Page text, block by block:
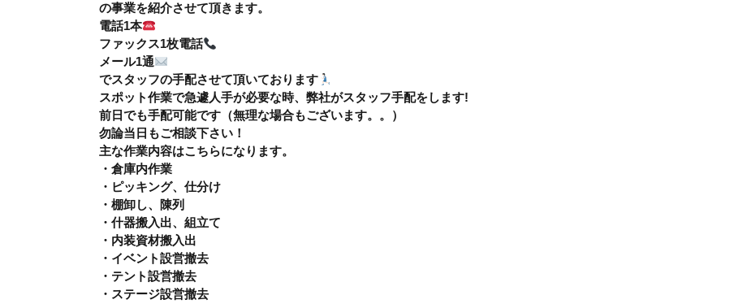
の事業を紹介させて頂きます。
電話1本
ファックス1枚電話
メール1通
でスタッフの手配させて頂いております
スポット作業で急遽人手が必要な時、弊社がスタッフ手配をします!
前日でも手配可能です（無理な場合もございます。。）
勿論当日もご相談下さい！
主な作業内容はこちらになります。
・倉庫内作業
・ピッキング、仕分け
・棚卸し、陳列
・什器搬入出、組立て
・内装資材搬入出
・イベント設営撤去
・テント設営撤去
・ステージ設営撤去